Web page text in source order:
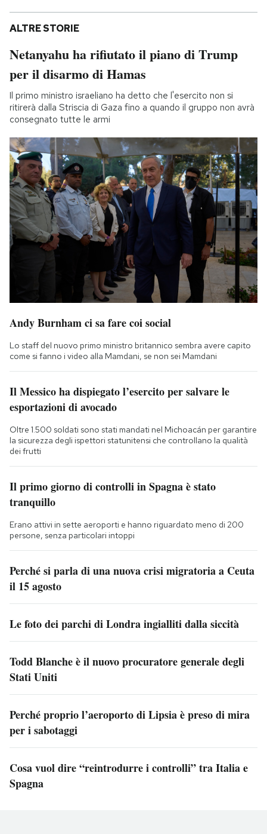
ALTRE STORIE
Netanyahu ha rifiutato il piano di Trump
per il disarmo di Hamas
Il primo ministro israeliano ha detto che l'esercito non si
ritirerà dalla Striscia di Gaza fino a quando il gruppo non avrà
consegnato tutte le armi
Andy Burnham ci sa fare coi social
Lo staff del nuovo primo ministro britannico sembra avere capito
come si fanno i video alla Mamdani, se non sei Mamdani
Il Messico ha dispiegato l’esercito per salvare le
esportazioni di avocado
Oltre 1.500 soldati sono stati mandati nel Michoacán per garantire
la sicurezza degli ispettori statunitensi che controllano la qualità
dei frutti
Il primo giorno di controlli in Spagna è stato
tranquillo
Erano attivi in sette aeroporti e hanno riguardato meno di 200
persone, senza particolari intoppi
Perché si parla di una nuova crisi migratoria a Ceuta
il 15 agosto
Le foto dei parchi di Londra ingialliti dalla siccità
Todd Blanche è il nuovo procuratore generale degli
Stati Uniti
Perché proprio l’aeroporto di Lipsia è preso di mira
per i sabotaggi
Cosa vuol dire “reintrodurre i controlli” tra Italia e
Spagna